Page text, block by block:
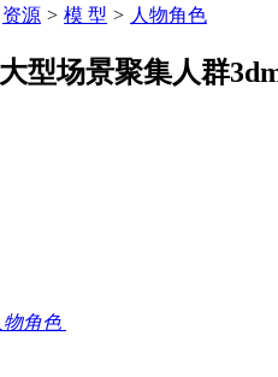
资源 > 模 型 > 人物角色
型场景聚集人群
物角色